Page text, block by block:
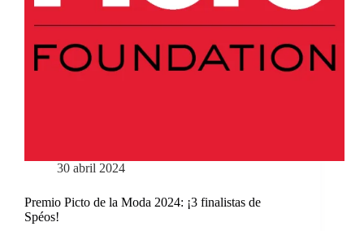
30 abril 2024
Premio Picto de la Moda 2024: ¡3 finalistas de
Spéos!